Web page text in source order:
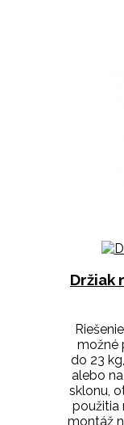
Držiak
možné
do 23
alebo
sklonu,
použitia
montáž